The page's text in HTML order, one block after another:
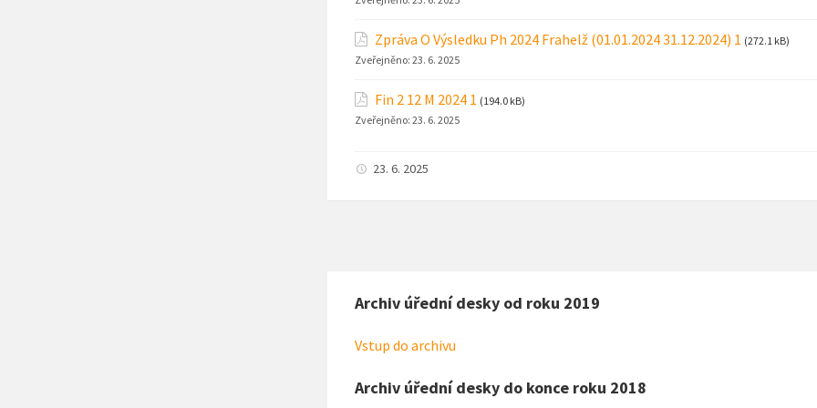
Zpráva O Výsledku Ph 2024 Frahelž (01.01.2024 31.12.2024) 1 (272.1 kB)
Zveřejněno: 23. 6. 2025
Fin 2 12 M 2024 1 (194.0 kB)
Zveřejněno: 23. 6. 2025
23. 6. 2025
Archiv úřední desky od roku 2019
Vstup do archivu
Archiv úřední desky do konce roku 2018